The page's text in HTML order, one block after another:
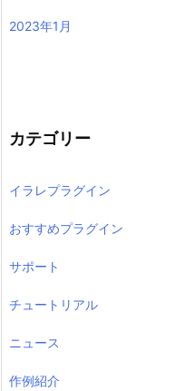
2023年1月
カテゴリー
イラレプラグイン
おすすめプラグイン
サポート
チュートリアル
ニュース
作例紹介